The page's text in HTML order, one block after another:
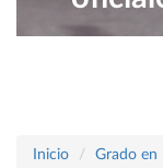
Inicio
Grado en